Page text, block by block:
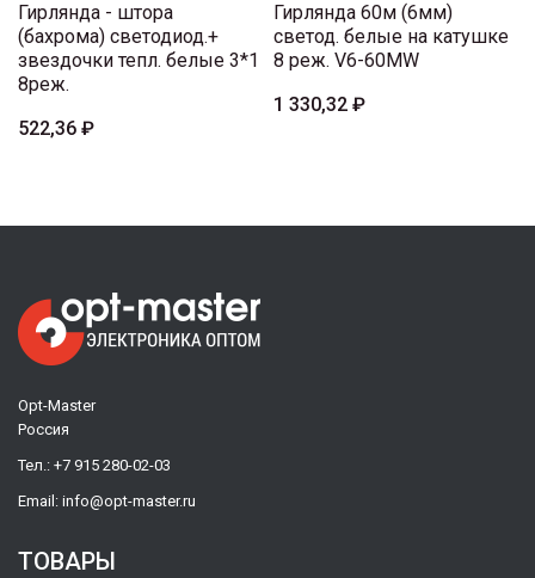
Гирлянда - штора
(бахрома) светодиод.+
звездочки тепл. белые 3*1
8реж.
522,36 ₽
Гирлянда 60м (6мм)
светод. белые на катушке
8 реж. V6-60MW
1 330,32 ₽
Opt-Master
Россия
Тел.: +7 915 280-02-03
Email: info@opt-master.ru
ТОВАРЫ